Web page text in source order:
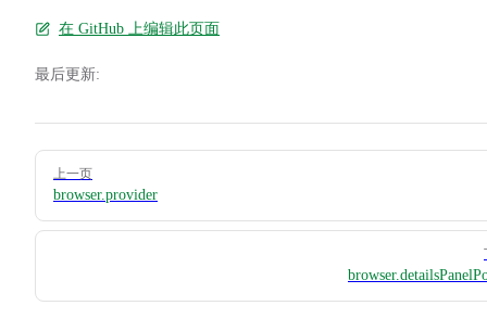
在 GitHub 上编辑此页面
最后更新:
Pager
上一页
browser.provider